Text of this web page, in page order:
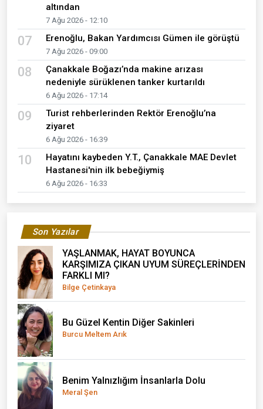
altından
7 Ağu 2026 - 12:10
07 Erenoğlu, Bakan Yardımcısı Gümen ile görüştü
7 Ağu 2026 - 09:00
08
Çanakkale Boğazı’nda makine arızası
nedeniyle sürüklenen tanker kurtarıldı
6 Ağu 2026 - 17:14
09
Turist rehberlerinden Rektör Erenoğlu’na
ziyaret
6 Ağu 2026 - 16:39
10
Hayatını kaybeden Y.T., Çanakkale MAE Devlet
Hastanesi'nin ilk bebeğiymiş
6 Ağu 2026 - 16:33
Son Yazılar
YAŞLANMAK, HAYAT BOYUNCA
KARŞIMIZA ÇIKAN UYUM SÜREÇLERİNDEN
FARKLI MI?
Bilge Çetinkaya
Bu Güzel Kentin Diğer Sakinleri
Burcu Meltem Arık
Benim Yalnızlığım İnsanlarla Dolu
Meral Şen